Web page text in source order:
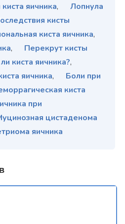
яичника,
Лопнула
кисты
киста яичника,
,
Перекрут кисты
киста яичника?,
яичника,
Боли при
киста
при
цистаденома
яичника